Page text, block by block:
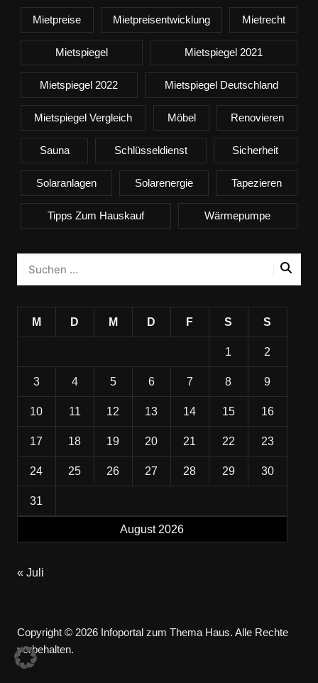
Mietpreise Mietpreisentwicklung Mietrecht
Mietspiegel Mietspiegel 2021
Mietspiegel 2022 Mietspiegel Deutschland
Mietspiegel Vergleich Möbel Renovieren
Sauna Schlüsseldienst Sicherheit
Solaranlagen Solarenergie Tapezieren
Tipps Zum Hauskauf Wärmepumpe
August 2026
M D M D F S S
1 2
3 4 5 6 7 8 9
10 11 12 13 14 15 16
17 18 19 20 21 22 23
24 25 26 27 28 29 30
31
« Juli
Copyright © 2026 Infoportal zum Thema Haus. Alle Rechte
vorbehalten.